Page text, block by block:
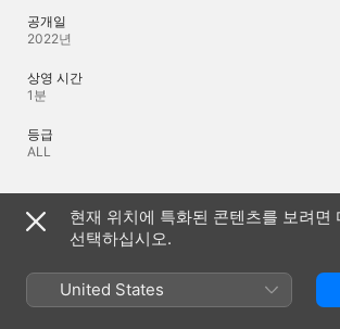
공개일
2022년
상영 시간
1분
등급
ALL
언어
제작 오디오
현재 위치에 특화된 콘텐츠를 보려면
선택하십시오.
United States